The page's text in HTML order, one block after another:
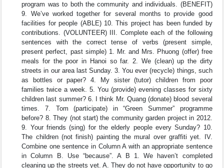
program was to both the community and individuals. (BENEFIT)
9. We’ve worked together for several months to provide good
facilities for people (ABLE) 10. This project has been funded by
contributions. (VOLUNTEER) III. Complete each of the following
sentences with the correct tense of verbs (present simple,
present perfect, past simple) 1. Mr. and Mrs. Phuong (offer) free
meals for the poor in Hanoi so far. 2. We (clean) up the dirty
streets in our area last Sunday. 3. You ever (recycle) things, such
as bottles or paper? 4. My sister (tutor) children from poor
families twice a week. 5. You (provide) evening classes for sixty
children last summer? 6. I think Mr. Quang (donate) blood several
times. 7. Tom (participate) in “Green Summer” programme
before? 8. They (not start) the community garden project in 2012.
9. Your friends (sing) for the elderly people every Sunday? 10.
The children (not finish) painting the mural over graffiti yet. IV.
Combine one sentence in Column A with an appropriate sentence
in Column B. Use “because”. A B 1. We haven’t completed
cleaning up the streets yet. A. They do not have opportunity to go